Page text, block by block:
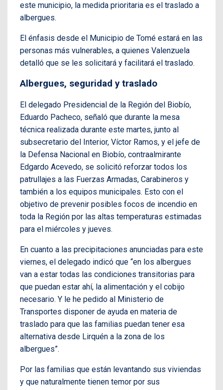
este municipio, la medida prioritaria es el traslado a
albergues.
El énfasis desde el Municipio de Tomé estará en las
personas más vulnerables, a quienes Valenzuela
detalló que se les solicitará y facilitará el traslado.
Albergues, seguridad y traslado
El delegado Presidencial de la Región del Biobío,
Eduardo Pacheco, señaló que durante la mesa
técnica realizada durante este martes, junto al
subsecretario del Interior, Víctor Ramos, y el jefe de
la Defensa Nacional en Biobío, contraalmirante
Edgardo Acevedo, se solicitó reforzar todos los
patrullajes a las Fuerzas Armadas, Carabineros y
también a los equipos municipales. Esto con el
objetivo de prevenir posibles focos de incendio en
toda la Región por las altas temperaturas estimadas
para el miércoles y jueves.
En cuanto a las precipitaciones anunciadas para este
viernes, el delegado indicó que “en los albergues
van a estar todas las condiciones transitorias para
que puedan estar ahí, la alimentación y el cobijo
necesario. Y le he pedido al Ministerio de
Transportes disponer de ayuda en materia de
traslado para que las familias puedan tener esa
alternativa desde Lirquén a la zona de los
albergues”.
Por las familias que están levantando sus viviendas
y que naturalmente tienen temor por sus